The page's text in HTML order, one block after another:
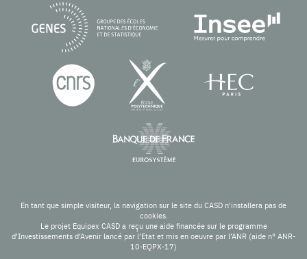
En tant que simple visiteur, la navigation sur le site du CASD n'installera pas de
cookies.
Le projet Equipex CASD a reçu une aide financée sur le programme
d’Investissements d’Avenir lancé par l’Etat et mis en oeuvre par l’ANR (aide n° ANR-
10-EQPX-17)